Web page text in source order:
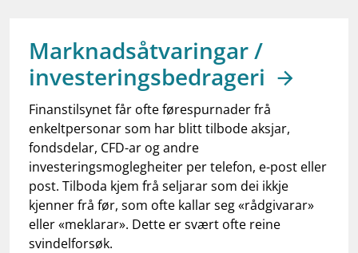
dashboardInformasjon for investorer
notifications_noneAbonner på nyhetsvarsel
Marknadsåtvaringar /
investeringsbedrageri
Finanstilsynet får ofte førespurnader frå
enkeltpersonar som har blitt tilbode aksjar,
fondsdelar, CFD-ar og andre
investeringsmoglegheiter per telefon, e-post eller
post. Tilboda kjem frå seljarar som dei ikkje
kjenner frå før, som ofte kallar seg «rådgivarar»
eller «meklarar». Dette er svært ofte reine
svindelforsøk.